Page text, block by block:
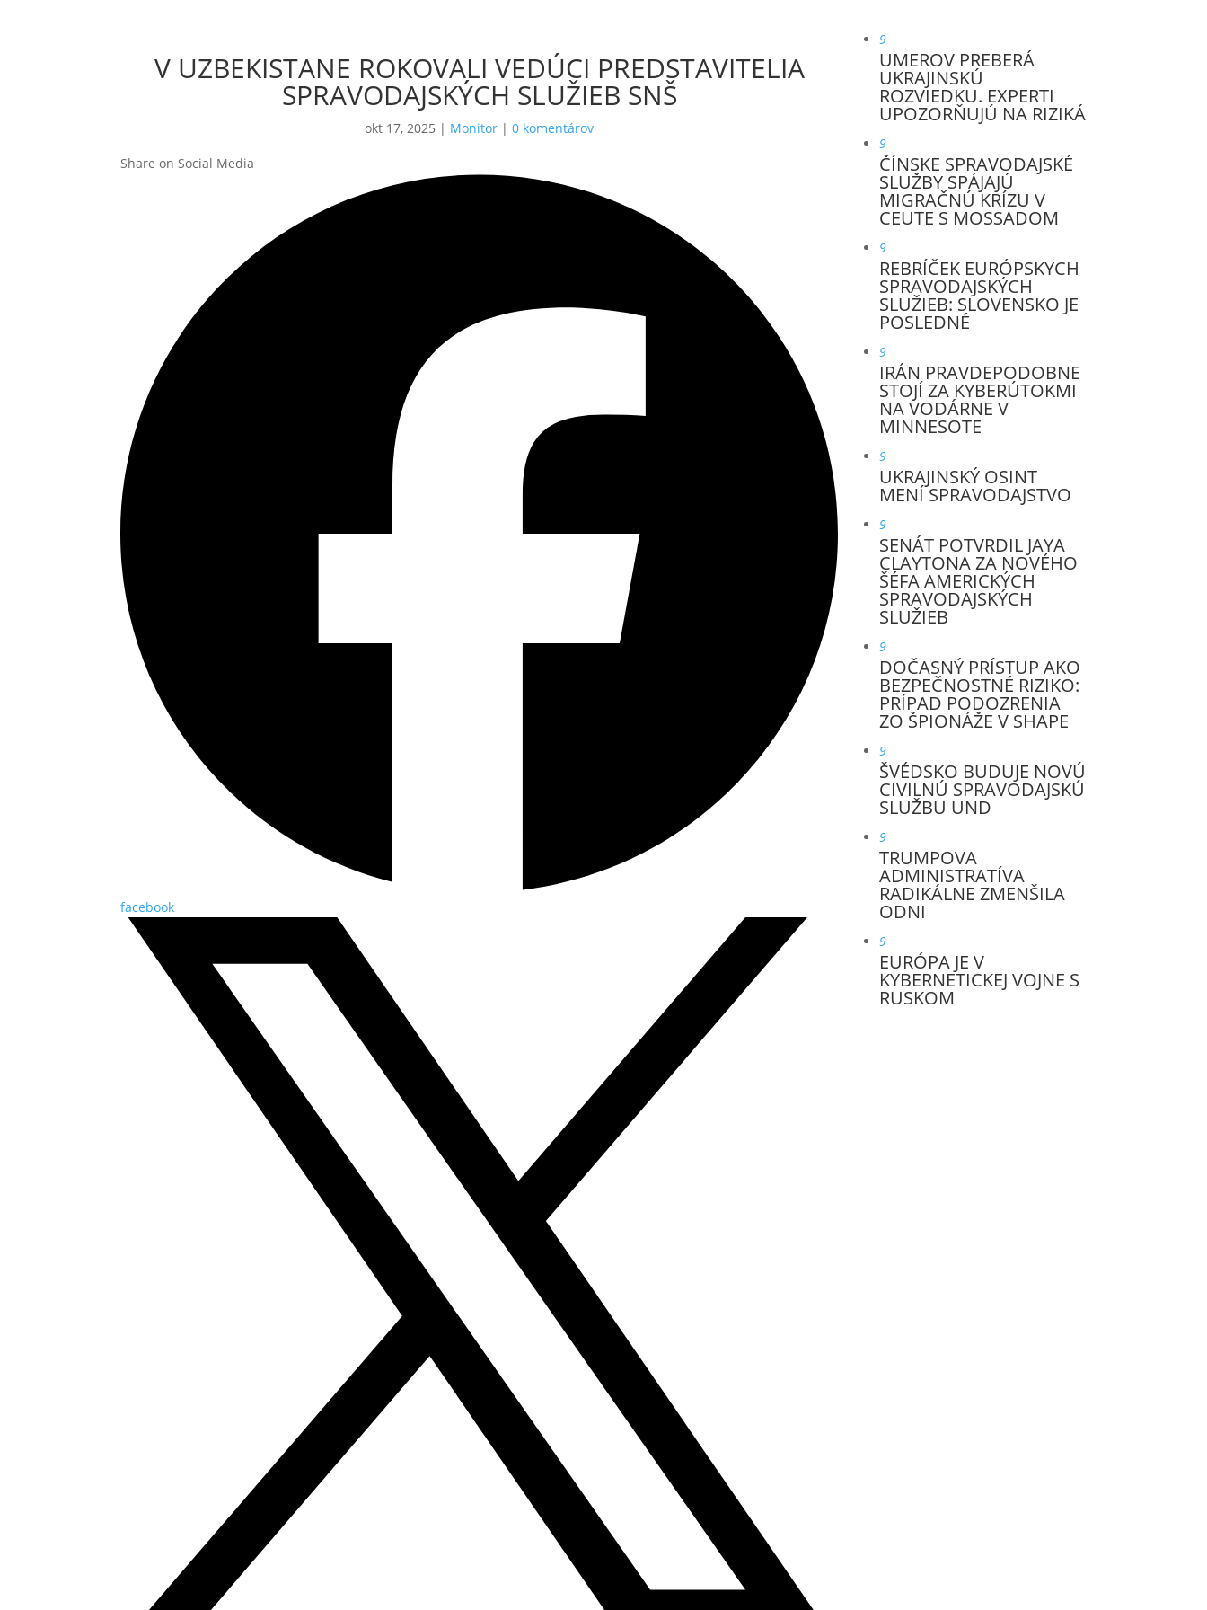
V UZBEKISTANE ROKOVALI VEDÚCI PREDSTAVITELIA
SPRAVODAJSKÝCH SLUŽIEB SNŠ
okt 17, 2025 | Monitor |0 komentárov
Share on Social Media
facebook
9
UMEROV PREBERÁ
UKRAJINSKÚ
ROZVIEDKU. EXPERTI
UPOZORŇUJÚ NA RIZIKÁ
9
ČÍNSKE SPRAVODAJSKÉ
SLUŽBY SPÁJAJÚ
MIGRAČNÚ KRÍZU V
CEUTE S MOSSADOM
9
REBRÍČEK EURÓPSKYCH
SPRAVODAJSKÝCH
SLUŽIEB: SLOVENSKO JE
POSLEDNÉ
9
IRÁN PRAVDEPODOBNE
STOJÍ ZA KYBERÚTOKMI
NA VODÁRNE V
MINNESOTE
9
UKRAJINSKÝ OSINT
MENÍ SPRAVODAJSTVO
9
SENÁT POTVRDIL JAYA
CLAYTONA ZA NOVÉHO
ŠÉFA AMERICKÝCH
SPRAVODAJSKÝCH
SLUŽIEB
9
DOČASNÝ PRÍSTUP AKO
BEZPEČNOSTNÉ RIZIKO:
PRÍPAD PODOZRENIA
ZO ŠPIONÁŽE V SHAPE
9
ŠVÉDSKO BUDUJE NOVÚ
CIVILNÚ SPRAVODAJSKÚ
SLUŽBU UND
9
TRUMPOVA
ADMINISTRATÍVA
RADIKÁLNE ZMENŠILA
ODNI
9
EURÓPA JE V
KYBERNETICKEJ VOJNE S
RUSKOM